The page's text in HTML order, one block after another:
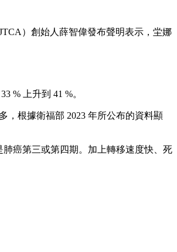
）創始⼈薛智偉發布聲明表示，坣娜
% 上升到 41 %。
，根據衛福部 2023 年所公布的資料顯
癌第三或第四期。加上轉移速度快、死